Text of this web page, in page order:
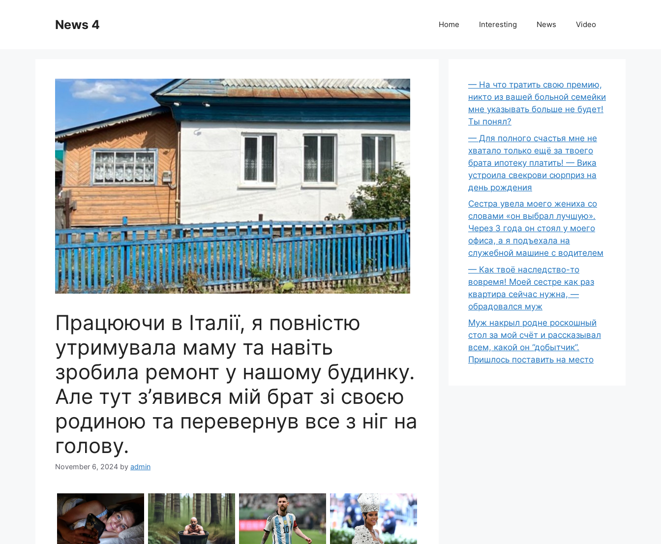
News 4 Home Interesting News Video
Працюючи в Італії, я повністю
утримувала маму та навіть
зробила ремонт у нашому будинку.
Але тут з’явився мій брат зі своєю
родиною та перевернув все з ніг на
голову.
November 6, 2024 by admin
— На что тратить свою премию,
никто из вашей больной семейки
мне указывать больше не будет!
Ты понял?
— Для полного счастья мне не
хватало только ещё за твоего
брата ипотеку платить! — Вика
устроила свекрови сюрприз на
день рождения
Сестра увела моего жениха со
словами «он выбрал лучшую».
Через 3 года он стоял у моего
офиса, а я подъехала на
служебной машине с водителем
— Как твоё наследство-то
вовремя! Моей сестре как раз
квартира сейчас нужна, —
обрадовался муж
Муж накрыл родне роскошный
стол за мой счёт и рассказывал
всем, какой он “добытчик”.
Пришлось поставить на место